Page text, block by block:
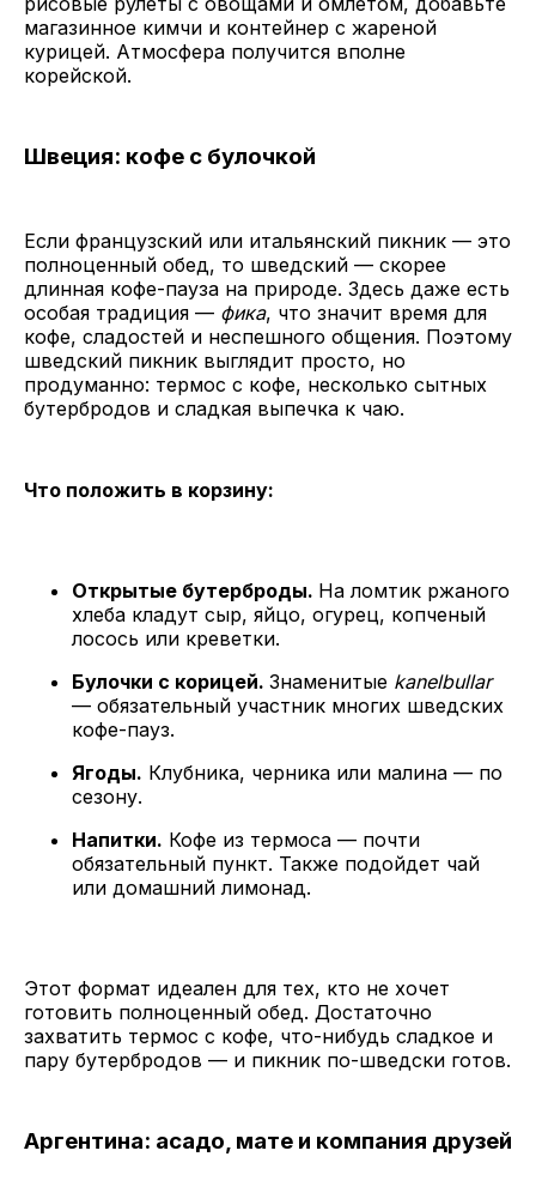
магазинное кимчи и контейнер с жареной
курицей. Атмосфера получится вполне
корейской.
Швеция: кофе с булочкой
Если французский или итальянский пикник — это
полноценный обед, то шведский — скорее
длинная кофе-пауза на природе. Здесь даже есть
особая традиция — фика, что значит время для
кофе, сладостей и неспешного общения. Поэтому
шведский пикник выглядит просто, но
продуманно: термос с кофе, несколько сытных
бутербродов и сладкая выпечка к чаю.
Что положить в корзину:
Открытые бутерброды. На ломтик ржаного
хлеба кладут сыр, яйцо, огурец, копченый
лосось или креветки.
Булочки с корицей. Знаменитые kanelbullar
— обязательный участник многих шведских
кофе-пауз.
Ягоды. Клубника, черника или малина — по
сезону.
Напитки. Кофе из термоса — почти
обязательный пункт. Также подойдет чай
или домашний лимонад.
Этот формат идеален для тех, кто не хочет
готовить полноценный обед. Достаточно
захватить термос с кофе, что-нибудь сладкое и
пару бутербродов — и пикник по-шведски готов.
Аргентина: асадо, мате и компания друзей